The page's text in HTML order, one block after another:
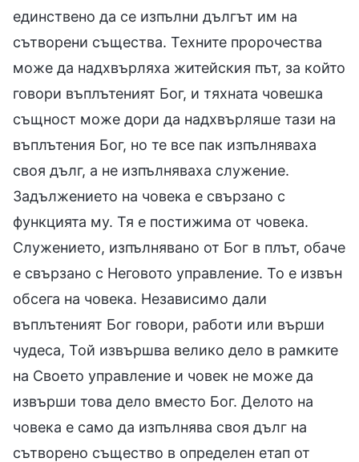
единствено да се изпълни дългът им на
сътворени същества. Техните пророчества
може да надхвърляха житейския път, за който
говори въплътеният Бог, и тяхната човешка
същност може дори да надхвърляше тази на
въплътения Бог, но те все пак изпълняваха
своя дълг, а не изпълняваха служение.
Задължението на човека е свързано с
функцията му. Тя е постижима от човека.
Служението, изпълнявано от Бог в плът, обаче
е свързано с Неговото управление. То е извън
обсега на човека. Независимо дали
въплътеният Бог говори, работи или върши
чудеса, Той извършва велико дело в рамките
на Своето управление и човек не може да
извърши това дело вместо Бог. Делото на
човека е само да изпълнява своя дълг на
сътворено същество в определен етап от